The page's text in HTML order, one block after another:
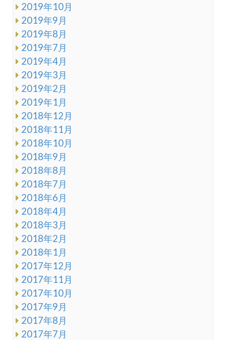
2019年10月
2019年9月
2019年8月
2019年7月
2019年4月
2019年3月
2019年2月
2019年1月
2018年12月
2018年11月
2018年10月
2018年9月
2018年8月
2018年7月
2018年6月
2018年4月
2018年3月
2018年2月
2018年1月
2017年12月
2017年11月
2017年10月
2017年9月
2017年8月
2017年7月